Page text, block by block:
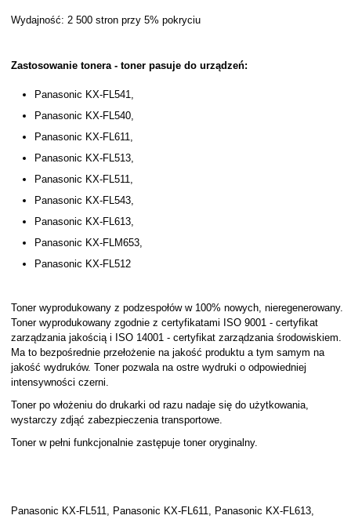
Wydajność: 2 500 stron przy 5% pokryciu
Zastosowanie tonera - toner pasuje do urządzeń:
Panasonic KX-FL541,
Panasonic KX-FL540,
Panasonic KX-FL611,
Panasonic KX-FL513,
Panasonic KX-FL511,
Panasonic KX-FL543,
Panasonic KX-FL613,
Panasonic KX-FLM653,
Panasonic KX-FL512
Toner wyprodukowany z podzespołów w 100% nowych, nieregenerowany.
Toner wyprodukowany zgodnie z certyfikatami ISO 9001 - certyfikat
zarządzania jakością i ISO 14001 - certyfikat zarządzania środowiskiem.
Ma to bezpośrednie przełożenie na jakość produktu a tym samym na
jakość wydruków. Toner pozwala na ostre wydruki o odpowiedniej
intensywności czerni.
Toner po włożeniu do drukarki od razu nadaje się do użytkowania,
wystarczy zdjąć zabezpieczenia transportowe.
Toner w pełni funkcjonalnie zastępuje toner oryginalny.
Panasonic KX-FL511, Panasonic KX-FL611, Panasonic KX-FL613,